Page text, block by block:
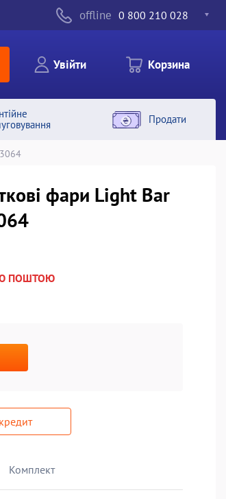
offline 0 800 210 028
Увiйти Корзина
Продати
фари Light Bar
ПОШТОЮ
Комплект